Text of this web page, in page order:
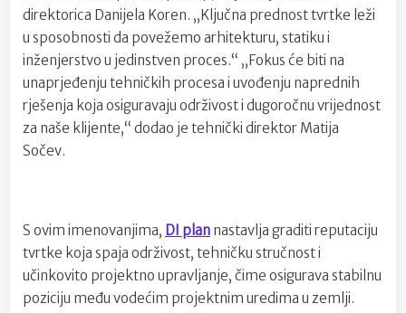
direktorica Danijela Koren. „Ključna prednost tvrtke leži
u sposobnosti da povežemo arhitekturu, statiku i
inženjerstvo u jedinstven proces.“ „Fokus će biti na
unaprjeđenju tehničkih procesa i uvođenju naprednih
rješenja koja osiguravaju održivost i dugoročnu vrijednost
za naše klijente,“ dodao je tehnički direktor Matija
Sočev.
S ovim imenovanjima, DI plan nastavlja graditi reputaciju
tvrtke koja spaja održivost, tehničku stručnost i
učinkovito projektno upravljanje, čime osigurava stabilnu
poziciju među vodećim projektnim uredima u zemlji.